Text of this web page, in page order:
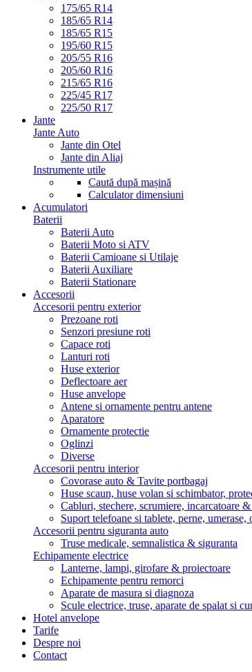
175/65 R14
185/65 R14
185/65 R15
195/60 R15
205/55 R16
205/60 R16
215/65 R16
225/45 R17
225/50 R17
Jante
Jante Auto
Jante din Otel
Jante din Aliaj
Instrumente utile
Caută după mașină
Calculator dimensiuni
Acumulatori
Baterii
Baterii Auto
Baterii Moto si ATV
Baterii Camioane si Utilaje
Baterii Auxiliare
Baterii Stationare
Accesorii
Accesorii pentru exterior
Prezoane roti
Senzori presiune roti
Capace roti
Lanturi roti
Huse exterior
Deflectoare aer
Huse anvelope
Antene si ornamente pentru antene
Aparatore
Ornamente protectie
Oglinzi
Diverse
Accesorii pentru interior
Covorase auto & Tavite portbagaj
Huse scaun, huse volan si schimbator,
Cabluri, stechere, scrumiere, incarcatoare
Suport telefoane si tablete, perne,
Accesorii pentru siguranta auto
Truse medicale, semnalistica & siguranta
Echipamente electrice
Lanterne, lampi, girofare & proiectoare
Echipamente pentru remorci
Aparate de masura si diagnoza
Scule electrice, truse, aparate de spalat si
Hotel anvelope
Tarife
Despre noi
Contact